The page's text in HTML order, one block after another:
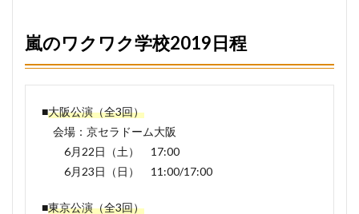
ら？
5
ワク
学校
2019
込み
嵐のワクワク学校2019日程
■大阪公演（全3回）
会場：京セラドーム大阪
6月22日（土） 17:00
6月23日（日） 11:00/17:00
■東京公演（全3回）